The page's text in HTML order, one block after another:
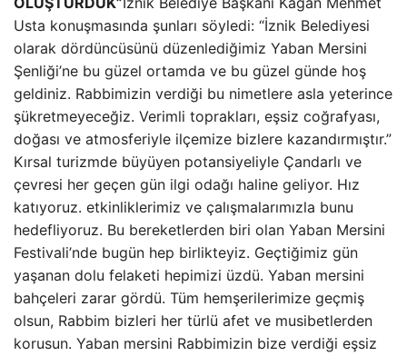
Usta konuşmasında şunları söyledi: “İznik Belediyesi
olarak dördüncüsünü düzenlediğimiz Yaban Mersini
Şenliği’ne bu güzel ortamda ve bu güzel günde hoş
geldiniz. Rabbimizin verdiği bu nimetlere asla yeterince
şükretmeyeceğiz. Verimli toprakları, eşsiz coğrafyası,
doğası ve atmosferiyle ilçemize bizlere kazandırmıştır.”
Kırsal turizmde büyüyen potansiyeliyle Çandarlı ve
çevresi her geçen gün ilgi odağı haline geliyor. Hız
katıyoruz. etkinliklerimiz ve çalışmalarımızla bunu
hedefliyoruz. Bu bereketlerden biri olan Yaban Mersini
Festivali’nde bugün hep birlikteyiz. Geçtiğimiz gün
yaşanan dolu felaketi hepimizi üzdü. Yaban mersini
bahçeleri zarar gördü. Tüm hemşerilerimize geçmiş
olsun, Rabbim bizleri her türlü afet ve musibetlerden
korusun. Yaban mersini Rabbimizin bize verdiği eşsiz